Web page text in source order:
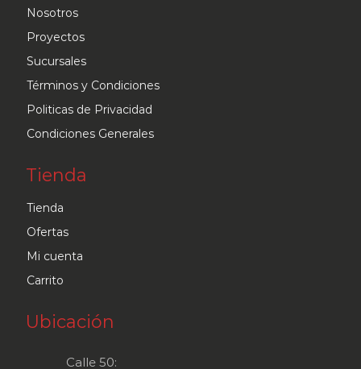
Nosotros
Proyectos
Sucursales
Términos y Condiciones
Politicas de Privacidad
Condiciones Generales
Tienda
Tienda
Ofertas
Mi cuenta
Carrito
Ubicación
Calle 50: